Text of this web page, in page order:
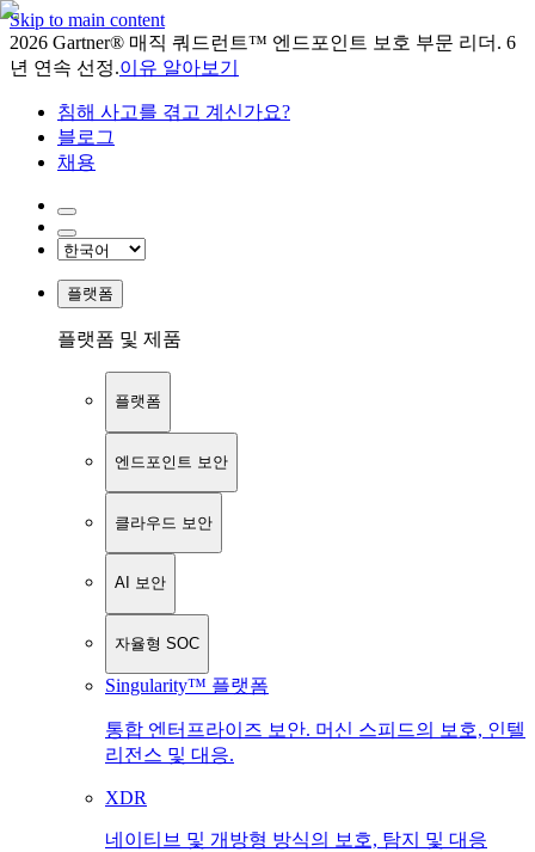
Skip to main content
2026 Gartner® 매직 쿼드런트™ 엔드포인트 보호 부문 리더. 6
년 연속 선정.이유 알아보기
침해 사고를 겪고 계신가요?
블로그
채용
플랫폼
플랫폼 및 제품
플랫폼
엔드포인트 보안
클라우드 보안
AI 보안
자율형 SOC
Singularity™ 플랫폼
통합 엔터프라이즈 보안. 머신 스피드의 보호, 인텔
리전스 및 대응.
XDR
네이티브 및 개방형 방식의 보호, 탐지 및 대응